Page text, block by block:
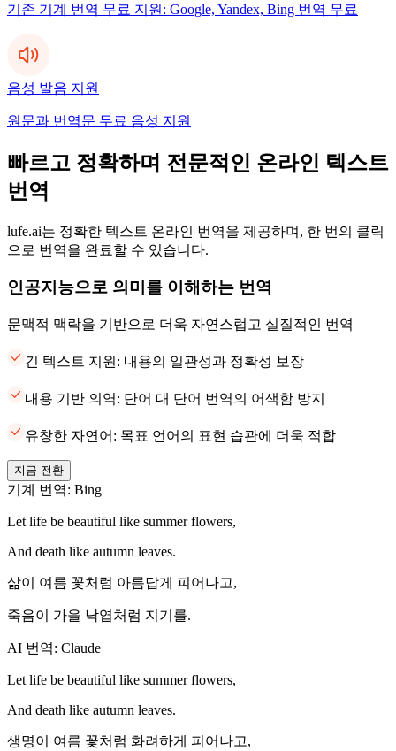
기존 기계 번역 무료 지원: Google, Yandex, Bing 번역 무료
음성 발음 지원
원문과 번역문 무료 음성 지원
빠르고 정확하며 전문적인 온라인 텍스트
번역
lufe.ai는 정확한 텍스트 온라인 번역을 제공하며, 한 번의 클릭
으로 번역을 완료할 수 있습니다.
인공지능으로 의미를 이해하는 번역
문맥적 맥락을 기반으로 더욱 자연스럽고 실질적인 번역
긴 텍스트 지원: 내용의 일관성과 정확성 보장
내용 기반 의역: 단어 대 단어 번역의 어색함 방지
유창한 자연어: 목표 언어의 표현 습관에 더욱 적합
지금 전환
기계 번역: Bing
Let life be beautiful like summer flowers,
And death like autumn leaves.
삶이 여름 꽃처럼 아름답게 피어나고,
죽음이 가을 낙엽처럼 지기를.
AI 번역: Claude
Let life be beautiful like summer flowers,
And death like autumn leaves.
생명이 여름 꽃처럼 화려하게 피어나고,